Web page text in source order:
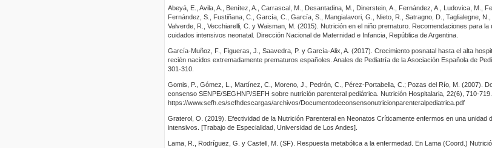
Abeyá, E., Avila, A., Benítez, A., Carrascal, M., Desantadina, M., Dinerstein, A., Fernández, A., Ludovica, M.,
Fernández, S., Fustiñana, C., García, C., García, S., Mangialavori, G., Nieto, R., Satragno, D., Taglialegne, N.,
Valverde, R., Vecchiarelli, C. y Waisman, M. (2015). Nutrición en el niño prematuro. Recomendaciones para la
cuidados intensivos neonatal. Dirección Nacional de Maternidad e Infancia, República de Argentina.
García-Muñoz, F., Figueras, J., Saavedra, P. y García-Alix, A. (2017). Crecimiento posnatal hasta el alta
recién nacidos extremadamente prematuros españoles. Anales de Pediatría de la Asociación Española de
301-310.
Gomis, P., Gómez, L., Martínez, C., Moreno, J., Pedrón, C., Pérez-Portabella, C.; Pozas del Río, M. (2007).
consenso SENPE/SEGHNP/SEFH sobre nutrición parenteral pediátrica. Nutrición Hospitalaria, 22(6), 710-719.
https://www.sefh.es/sefhdescargas/archivos/Documentodeconsensonutricionparenteralpediatrica.pdf
Graterol, O. (2019). Efectividad de la Nutrición Parenteral en Neonatos Críticamente enfermos en una unidad
intensivos. [Trabajo de Especialidad, Universidad de Los Andes].
Lama, R., Rodríguez, G. y Castell, M. (SF). Respuesta metabólica a la enfermedad. En Lama (Coord.)